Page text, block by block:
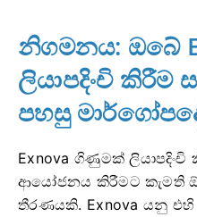
නිගමනය: ඔබේ
ලියාපදිංචි කිරීම
පහසු
Exnova ගිණුමක්
ආයෝජනය කිරීමට කැමති
තීරණයකි. Exnova යනු